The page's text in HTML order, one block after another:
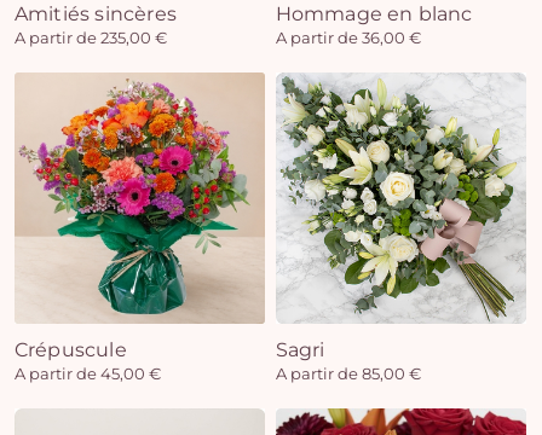
Amitiés sincères
A partir de 235,00 €
Hommage en blanc
A partir de 36,00 €
Crépuscule
A partir de 45,00 €
Sagri
A partir de 85,00 €